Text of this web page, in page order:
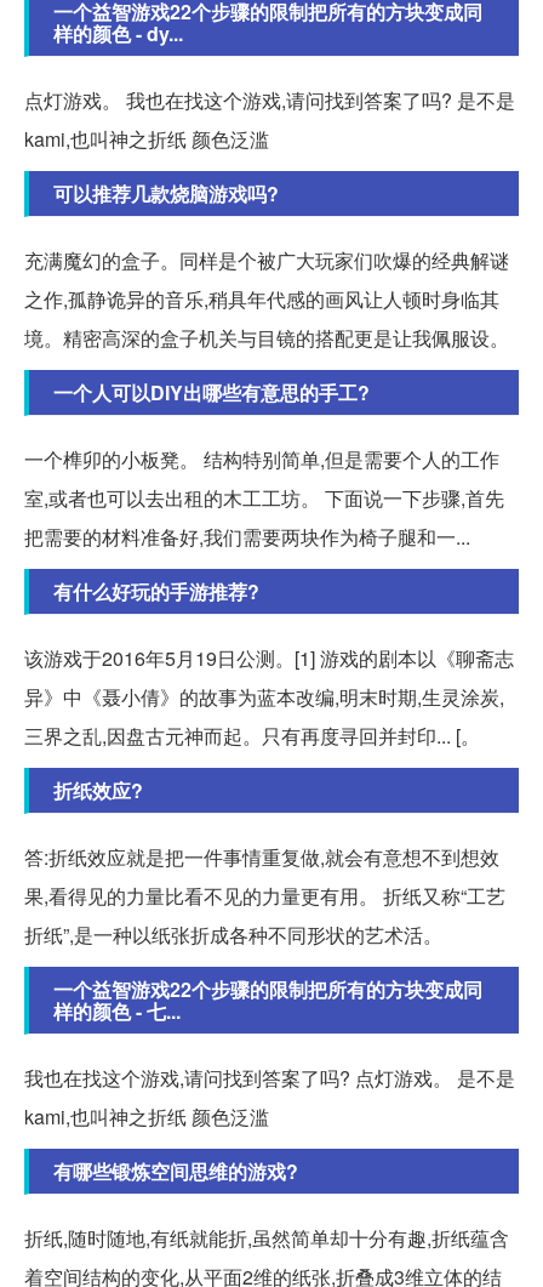
一个益智游戏22个步骤的限制把所有的方块变成同
样的颜色 - dy...
点灯游戏。 我也在找这个游戏,请问找到答案了吗? 是不是
kami,也叫神之折纸 颜色泛滥
可以推荐几款烧脑游戏吗?
充满魔幻的盒子。同样是个被广大玩家们吹爆的经典解谜
之作,孤静诡异的音乐,稍具年代感的画风让人顿时身临其
境。精密高深的盒子机关与目镜的搭配更是让我佩服设。
一个人可以DIY出哪些有意思的手工?
一个榫卯的小板凳。 结构特别简单,但是需要个人的工作
室,或者也可以去出租的木工工坊。 下面说一下步骤,首先
把需要的材料准备好,我们需要两块作为椅子腿和一...
有什么好玩的手游推荐?
该游戏于2016年5月19日公测。[1] 游戏的剧本以《聊斋志
异》中《聂小倩》的故事为蓝本改编,明末时期,生灵涂炭,
三界之乱,因盘古元神而起。只有再度寻回并封印... [。
折纸效应?
答:折纸效应就是把一件事情重复做,就会有意想不到想效
果,看得见的力量比看不见的力量更有用。 折纸又称“工艺
折纸”,是一种以纸张折成各种不同形状的艺术活。
一个益智游戏22个步骤的限制把所有的方块变成同
样的颜色 - 七...
我也在找这个游戏,请问找到答案了吗? 点灯游戏。 是不是
kami,也叫神之折纸 颜色泛滥
有哪些锻炼空间思维的游戏?
折纸,随时随地,有纸就能折,虽然简单却十分有趣,折纸蕴含
着空间结构的变化,从平面2维的纸张,折叠成3维立体的结